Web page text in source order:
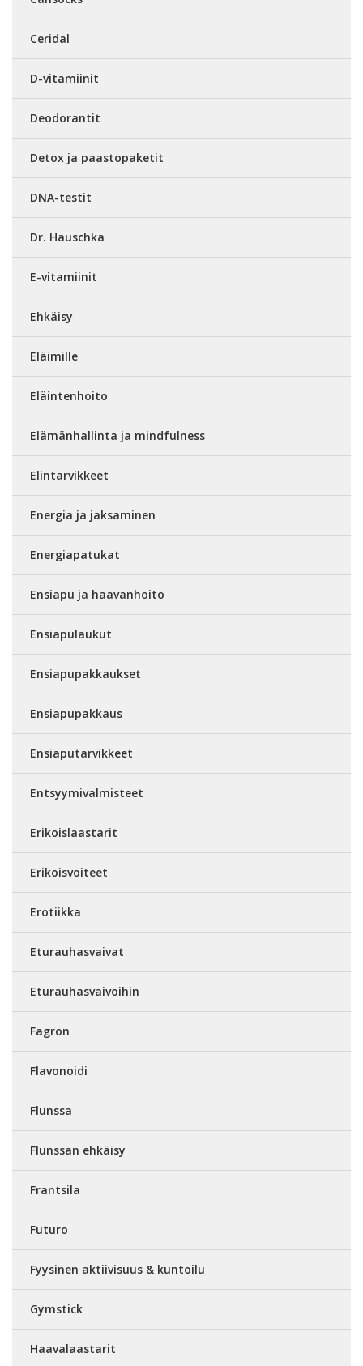
Ceridal
D-vitamiinit
Deodorantit
Detox ja paastopaketit
DNA-testit
Dr. Hauschka
E-vitamiinit
Ehkäisy
Eläimille
Eläintenhoito
Elämänhallinta ja mindfulness
Elintarvikkeet
Energia ja jaksaminen
Energiapatukat
Ensiapu ja haavanhoito
Ensiapulaukut
Ensiapupakkaukset
Ensiapupakkaus
Ensiaputarvikkeet
Entsyymivalmisteet
Erikoislaastarit
Erikoisvoiteet
Erotiikka
Eturauhasvaivat
Eturauhasvaivoihin
Fagron
Flavonoidi
Flunssa
Flunssan ehkäisy
Frantsila
Futuro
Fyysinen aktiivisuus & kuntoilu
Gymstick
Haavalaastarit